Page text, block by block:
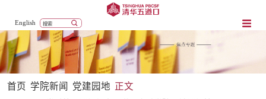
English
首页 学院新闻 党建园地 正文